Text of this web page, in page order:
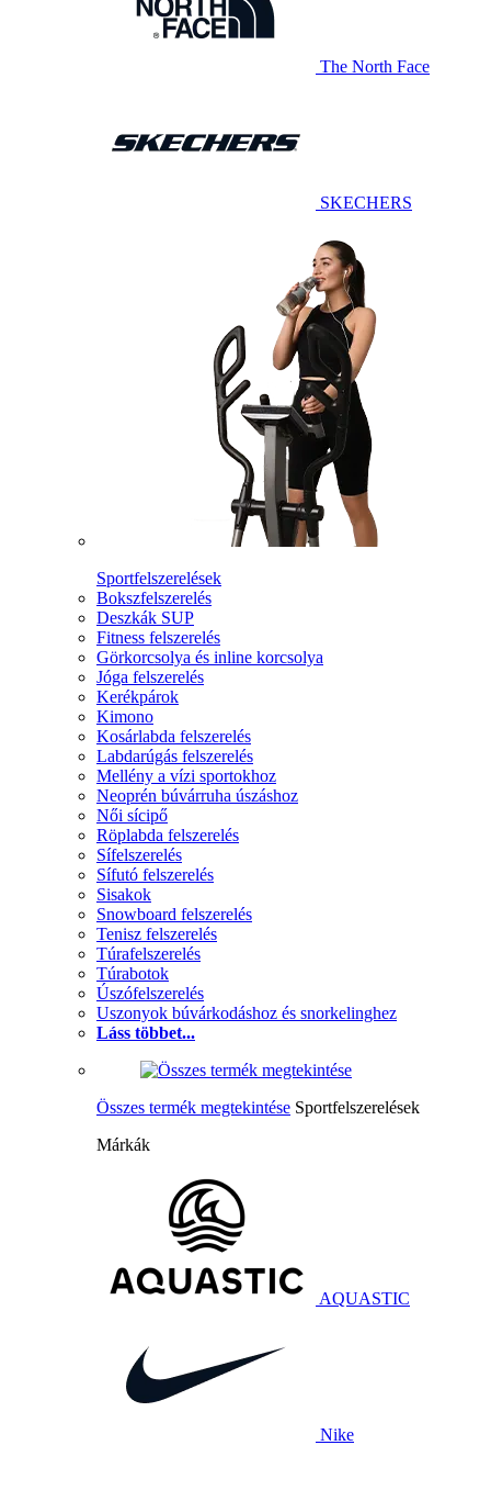
The North Face
SKECHERS
Sportfelszerelések
Bokszfelszerelés
Deszkák SUP
Fitness felszerelés
Görkorcsolya és inline korcsolya
Jóga felszerelés
Kerékpárok
Kimono
Kosárlabda felszerelés
Labdarúgás felszerelés
Mellény a vízi sportokhoz
Neoprén búvárruha úszáshoz
Női sícipő
Röplabda felszerelés
Sífelszerelés
Sífutó felszerelés
Sisakok
Snowboard felszerelés
Tenisz felszerelés
Túrafelszerelés
Túrabotok
Úszófelszerelés
Uszonyok búvárkodáshoz és snorkelinghez
Láss többet...
Összes termék megtekintése Sportfelszerelések
Márkák
AQUASTIC
Nike